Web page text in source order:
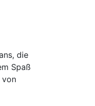
die
Spaß
von